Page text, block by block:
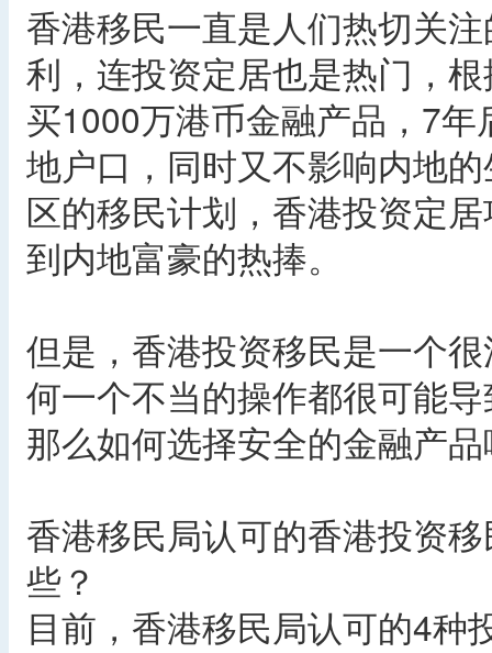
香港移民一直是人们热切关
利，连投资定居也是热门，
买1000万港币金融产品，7
地户口，同时又不影响内地
区的移民计划，香港投资定
到内地富豪的热捧。
但是，香港投资移民是一个
何一个不当的操作都很可能
那么如何选择安全的金融产
香港移民局认可的香港投资
些？
目前，香港移民局认可的4种